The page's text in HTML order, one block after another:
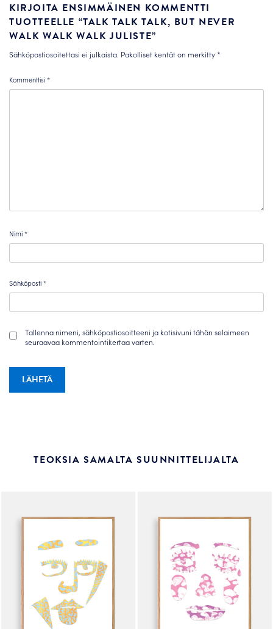
KIRJOITA ENSIMMÄINEN KOMMENTTI
TUOTTEELLE “TALK TALK TALK, BUT NEVER
WALK WALK WALK JULISTE”
Sähköpostiosoitettasi ei julkaista. Pakolliset kentät on merkitty*
Kommenttisi*
Nimi*
Sähköposti*
Tallenna nimeni, sähköpostiosoitteeni ja kotisivuni tähän selaimeen
seuraavaa kommentointikertaa varten.
TEOKSIA SAMALTA SUUNNITTELIJALTA